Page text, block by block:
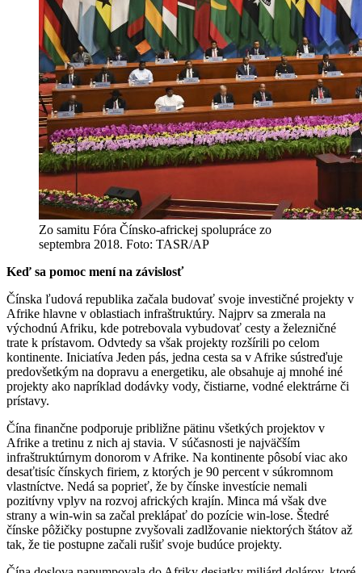
Zo samitu Fóra Čínsko-africkej spolupráce zo
septembra 2018. Foto: TASR/AP
Keď sa pomoc mení na závislosť
Čínska ľudová republika začala budovať svoje investičné projekty v
Afrike hlavne v oblastiach infraštruktúry. Najprv sa zmerala na
východnú Afriku, kde potrebovala vybudovať cesty a železničné
trate k prístavom. Odvtedy sa však projekty rozšírili po celom
kontinente. Iniciatíva Jeden pás, jedna cesta sa v Afrike sústreďuje
predovšetkým na dopravu a energetiku, ale obsahuje aj mnohé iné
projekty ako napríklad dodávky vody, čistiarne, vodné elektrárne či
prístavy.
Čína finančne podporuje približne pätinu všetkých projektov v
Afrike a tretinu z nich aj stavia. V súčasnosti je najväčším
infraštruktúrnym donorom v Afrike. Na kontinente pôsobí viac ako
desaťtisíc čínskych firiem, z ktorých je 90 percent v súkromnom
vlastníctve. Nedá sa poprieť, že by čínske investície nemali
pozitívny vplyv na rozvoj afrických krajín. Minca má však dve
strany a win-win sa začal preklápať do pozície win-lose. Štedré
čínske pôžičky postupne zvyšovali zadlžovanie niektorých štátov až
tak, že tie postupne začali rušiť svoje budúce projekty.